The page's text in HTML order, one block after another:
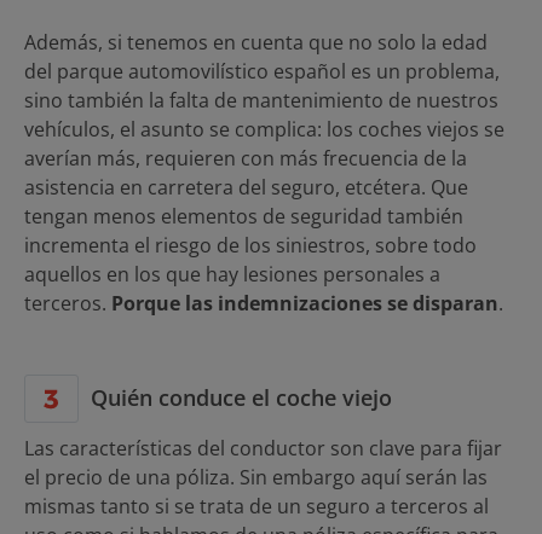
Además, si tenemos en cuenta que no solo la edad
del parque automovilístico español es un problema,
sino también la falta de mantenimiento de nuestros
vehículos, el asunto se complica: los coches viejos se
averían más, requieren con más frecuencia de la
asistencia en carretera del seguro, etcétera. Que
tengan menos elementos de seguridad también
incrementa el riesgo de los siniestros, sobre todo
aquellos en los que hay lesiones personales a
terceros. Porque las indemnizaciones se disparan.
Quién conduce el coche viejo
Las características del conductor son clave para fijar
el precio de una póliza. Sin embargo aquí serán las
mismas tanto si se trata de un seguro a terceros al